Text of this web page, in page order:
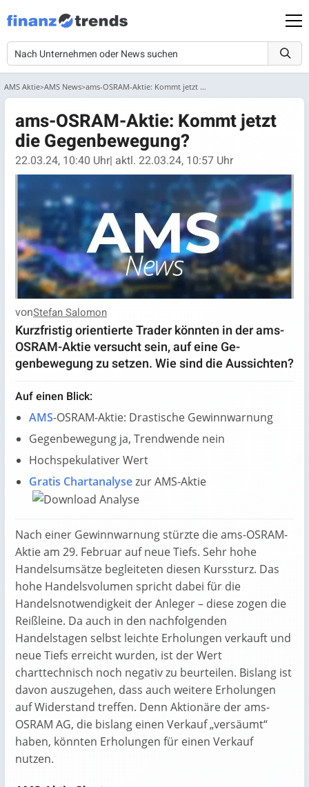
AMS Aktie AMS News ams-OSRAM-Aktie: Kommt jetzt die Gegenbewegung?
ams-OSRAM-Aktie: Kommt jetzt
die Gegenbewegung?
22.03.24, 10:40 Uhr| aktl. 22.03.24, 10:57 Uhr
vonStefan Salomon
Kurzfristig orientierte Trader könnten in der ams-
OSRAM-Aktie versucht sein, auf eine Ge-
genbewegung zu setzen. Wie sind die Aussichten?
Auf einen Blick:
AMS-OSRAM-Aktie: Drastische Gewinnwarnung
Gegenbewegung ja, Trendwende nein
Hochspekulativer Wert
Gratis Chartanalysezur AMS-Aktie
Nach einer Gewinnwarnung stürzte die ams-OSRAM-
Aktie am 29. Februar auf neue Tiefs. Sehr hohe
Handelsumsätze begleiteten diesen Kurssturz. Das
hohe Handelsvolumen spricht dabei für die
Handelsnotwendigkeit der Anleger – diese zogen die
Reißleine. Da auch in den nachfolgenden
Handelstagen selbst leichte Erholungen verkauft und
neue Tiefs erreicht wurden, ist der Wert
charttechnisch noch negativ zu beurteilen. Bislang ist
davon auszugehen, dass auch weitere Erholungen
auf Widerstand treffen. Denn Aktionäre der ams-
OSRAM AG, die bislang einen Verkauf „versäumt“
haben, könnten Erholungen für einen Verkauf
nutzen.